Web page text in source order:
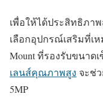
เพื่อให้ได้ประสิทธิภา
เลือกอุปกรณ์เสริมที่เ
Mount ที่รองรับขนาด
เลนส์คุณภาพสูง จะช่
5MP